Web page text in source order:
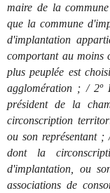
maire de la
que la commune
d'implantation
comportant au moins
plus peuplée est
agglomération ; / 2º
président de la
circonscription
ou son représentant
dont la
d'implantation, ou
associations de